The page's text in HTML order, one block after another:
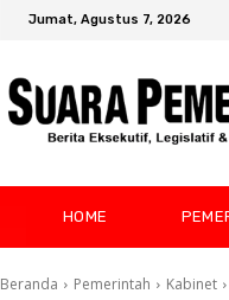
Jumat, Agustus 7, 2026
HOME
Beranda Pemerintah Kabinet